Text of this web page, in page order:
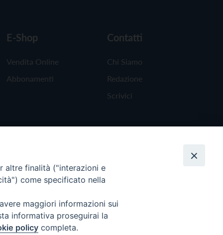
E-Shop
Vendita Online
Abbonamenti
Contatti
Chi Siamo
Redazione
Scrivici
altre finalità ("interazioni e
come specificato nella
maggiori informazioni sui
informativa proseguirai la
policy completa.